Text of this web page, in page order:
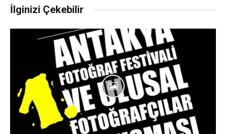
İlginizi Çekebilir